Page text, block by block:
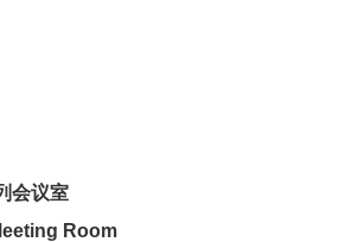
会议室
Room